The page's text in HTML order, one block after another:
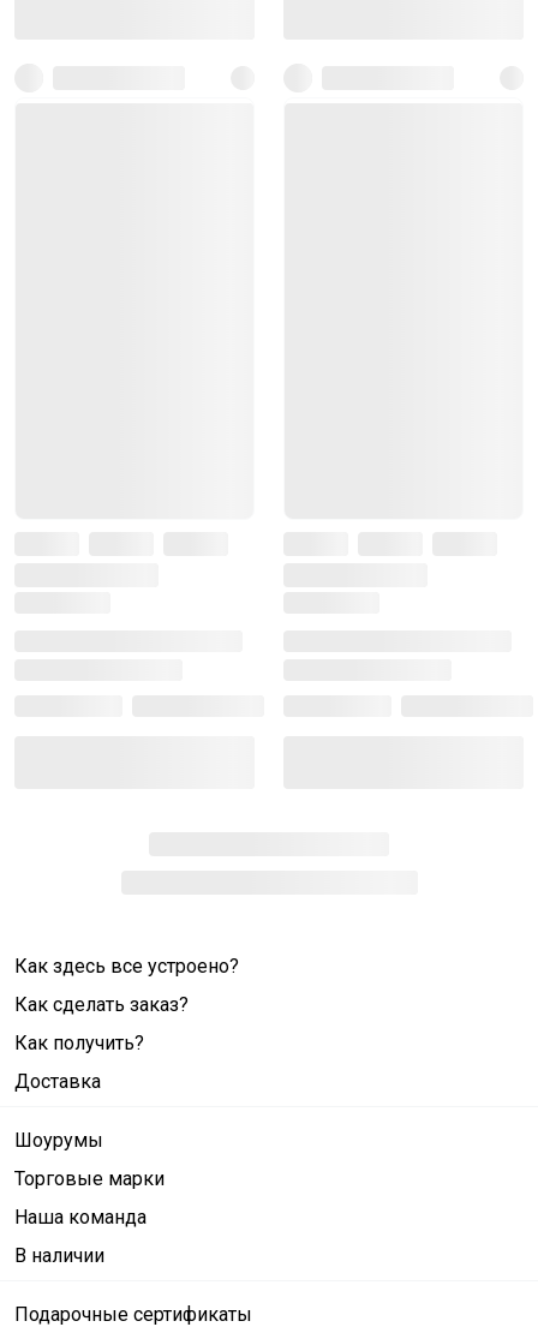
Как здесь все устроено?
Как сделать заказ?
Как получить?
Доставка
Шоурумы
Торговые марки
Наша команда
В наличии
Подарочные сертификаты